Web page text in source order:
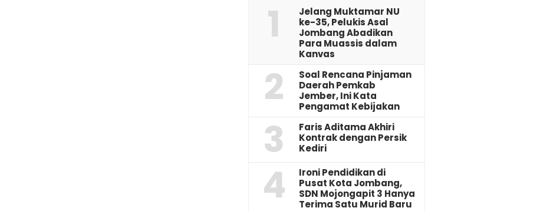
1
Jelang Muktamar NU
ke-35, Pelukis Asal
Jombang Abadikan
Para Muassis dalam
Kanvas
2
‎Soal Rencana Pinjaman
Daerah Pemkab
Jember, Ini Kata
Pengamat Kebijakan ‎
3
Faris Aditama Akhiri
Kontrak dengan Persik
Kediri
4
Ironi Pendidikan di
Pusat Kota Jombang,
SDN Mojongapit 3 Hanya
Terima Satu Murid Baru